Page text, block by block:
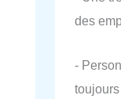
des
-